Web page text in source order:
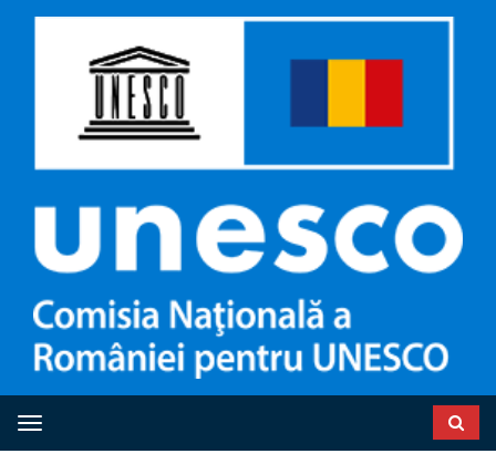
Toggle navigation